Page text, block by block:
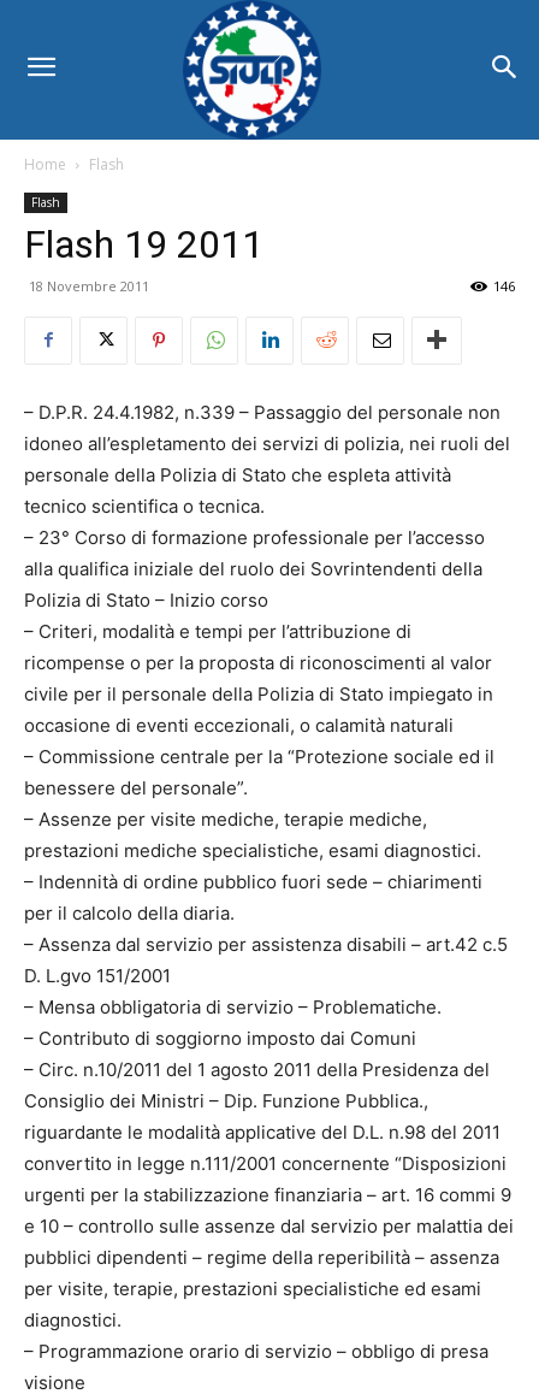
Home Flash
Flash
Flash 19 2011
18 Novembre 2011 146
– D.P.R. 24.4.1982, n.339 – Passaggio del personale non
idoneo all’espletamento dei servizi di polizia, nei ruoli del
personale della Polizia di Stato che espleta attività
tecnico scientifica o tecnica.
– 23° Corso di formazione professionale per l’accesso
alla qualifica iniziale del ruolo dei Sovrintendenti della
Polizia di Stato – Inizio corso
– Criteri, modalità e tempi per l’attribuzione di
ricompense o per la proposta di riconoscimenti al valor
civile per il personale della Polizia di Stato impiegato in
occasione di eventi eccezionali, o calamità naturali
– Commissione centrale per la “Protezione sociale ed il
benessere del personale”.
– Assenze per visite mediche, terapie mediche,
prestazioni mediche specialistiche, esami diagnostici.
– Indennità di ordine pubblico fuori sede – chiarimenti
per il calcolo della diaria.
– Assenza dal servizio per assistenza disabili – art.42 c.5
D. L.gvo 151/2001
– Mensa obbligatoria di servizio – Problematiche.
– Contributo di soggiorno imposto dai Comuni
– Circ. n.10/2011 del 1 agosto 2011 della Presidenza del
Consiglio dei Ministri – Dip. Funzione Pubblica.,
riguardante le modalità applicative del D.L. n.98 del 2011
convertito in legge n.111/2001 concernente “Disposizioni
urgenti per la stabilizzazione finanziaria – art. 16 commi 9
e 10 – controllo sulle assenze dal servizio per malattia dei
pubblici dipendenti – regime della reperibilità – assenza
per visite, terapie, prestazioni specialistiche ed esami
diagnostici.
– Programmazione orario di servizio – obbligo di presa
visione